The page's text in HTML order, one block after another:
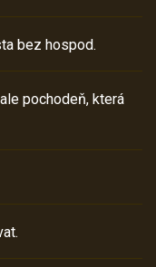
bez hospod.
pochodeň, která